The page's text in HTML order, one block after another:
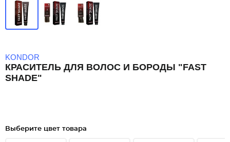
KONDOR
КРАСИТЕЛЬ ДЛЯ ВОЛОС И БОРОДЫ "FAST
SHADE"
Выберите цвет товара